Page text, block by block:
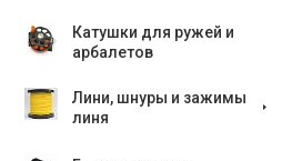
Катушки для ружей и
арбалетов
Лини, шнуры и зажимы
линя